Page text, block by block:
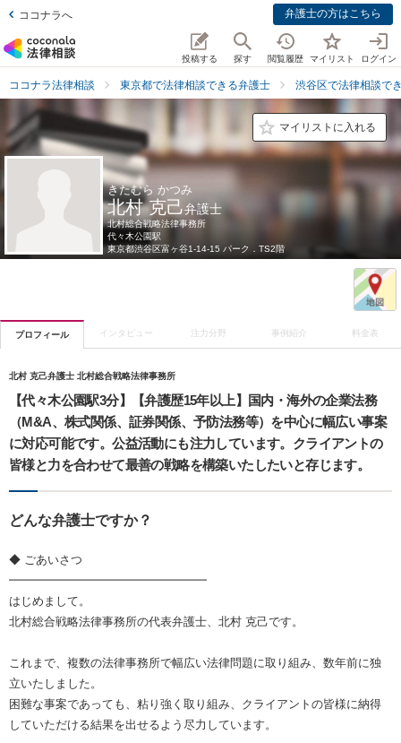
ココナラへ 弁護士の方はこちら
投稿する 探す 閲覧履歴 マイリスト ログイン
ココナラ法律相談 東京都で法律相談できる弁護士 渋谷区で法律相談で
マイリストに入れる
きたむら かつみ
北村 克己弁護士
北村総合戦略法律事務所
代々木公園駅
東京都渋谷区富ヶ谷1-14-15 パーク．TS2階
プロフィール インタビュー 注力分野 事例紹介 料金表
北村 克己弁護士 北村総合戦略法律事務所
【代々木公園駅3分】【弁護歴15年以上】国内・海外の企業法務
（M&A、株式関係、証券関係、予防法務等）を中心に幅広い事案
に対応可能です。公益活動にも注力しています。クライアントの
皆様と力を合わせて最善の戦略を構築いたしたいと存じます。
どんな弁護士ですか？
◆ ごあいさつ
━━━━━━━━━━━━━━━━━
はじめまして。
北村総合戦略法律事務所の代表弁護士、北村 克己です。
これまで、複数の法律事務所で幅広い法律問題に取り組み、数年前に独
立いたしました。
困難な事案であっても、粘り強く取り組み、クライアントの皆様に納得
していただける結果を出せるよう尽力しています。